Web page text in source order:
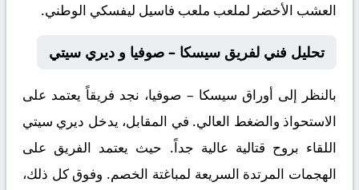
العشب الأخضر لملعب ملعب فاسيل ليفسكي الوطني.
تحليل فني لفريق سيسكا – صوفيا و ديري سيتي
بالنظر إلى أوراق سيسكا – صوفيا، نجد فريقاً يعتمد على
الاستحواذ والضغط العالي. في المقابل، يدخل ديري سيتي
اللقاء بروح قتالية عالية جداً. حيث يعتمد الفريق على
الهجمات المرتدة السريعة لمباغتة الخصم. وفوق كل ذلك،